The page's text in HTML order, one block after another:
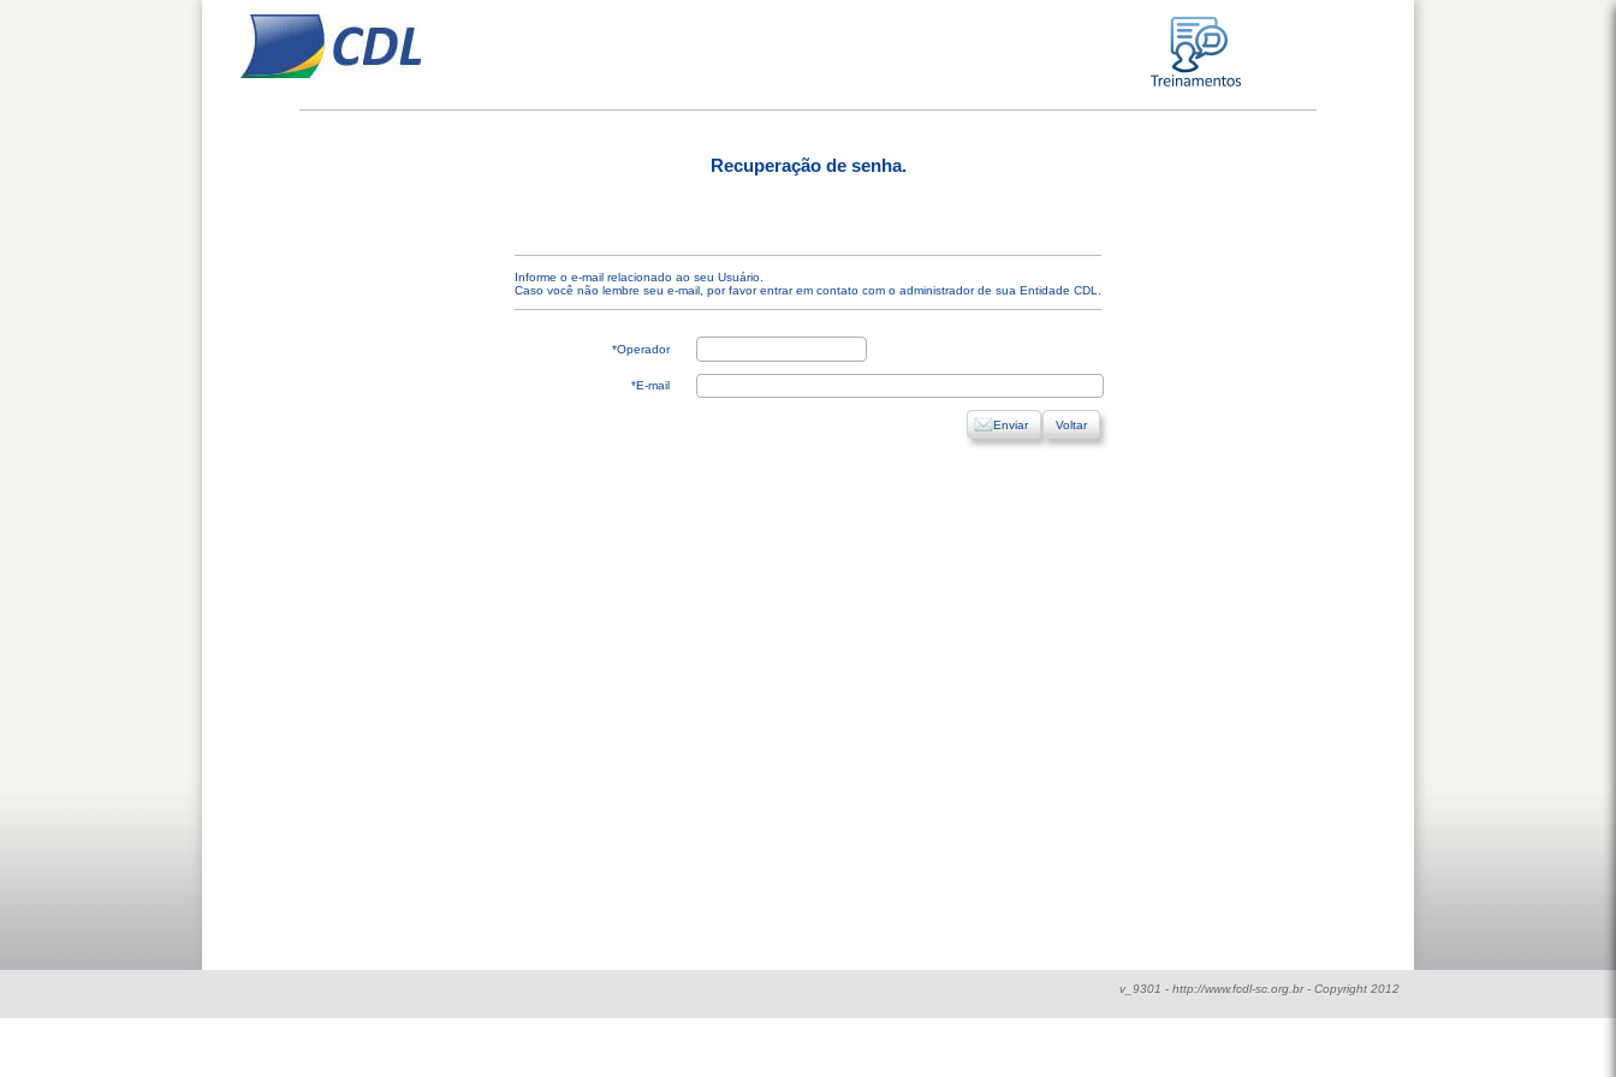
Recuperação de senha.
Informe o e-mail relacionado ao seu Usuário.
Caso você não lembre seu e-mail, por favor entrar em contato com o administrador de sua Entidade CDL.
*Operador
*E-mail
Enviar Voltar
v_9301 - http://www.fcdl-sc.org.br - Copyright 2012